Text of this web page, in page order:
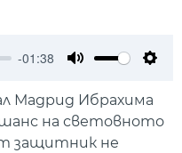
-01:38
Мадрид Ибрахима
на световното
защитник не